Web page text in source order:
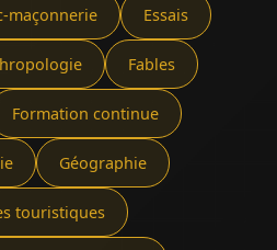
maçonnerie Essais
Fables
Formation continue
Géographie
touristiques